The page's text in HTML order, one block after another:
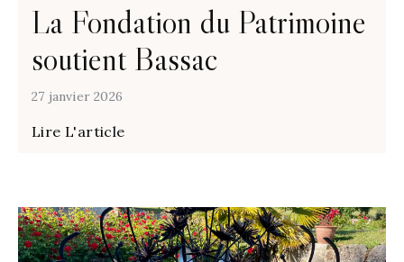
La Fondation du Patrimoine
soutient Bassac
27 janvier 2026
Lire L'article